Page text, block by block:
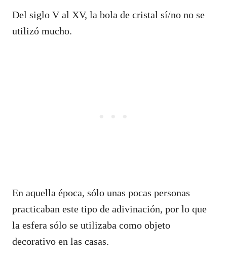
Del siglo V al XV, la bola de cristal sí/no no se
utilizó mucho.
En aquella época, sólo unas pocas personas
practicaban este tipo de adivinación, por lo que
la esfera sólo se utilizaba como objeto
decorativo en las casas.